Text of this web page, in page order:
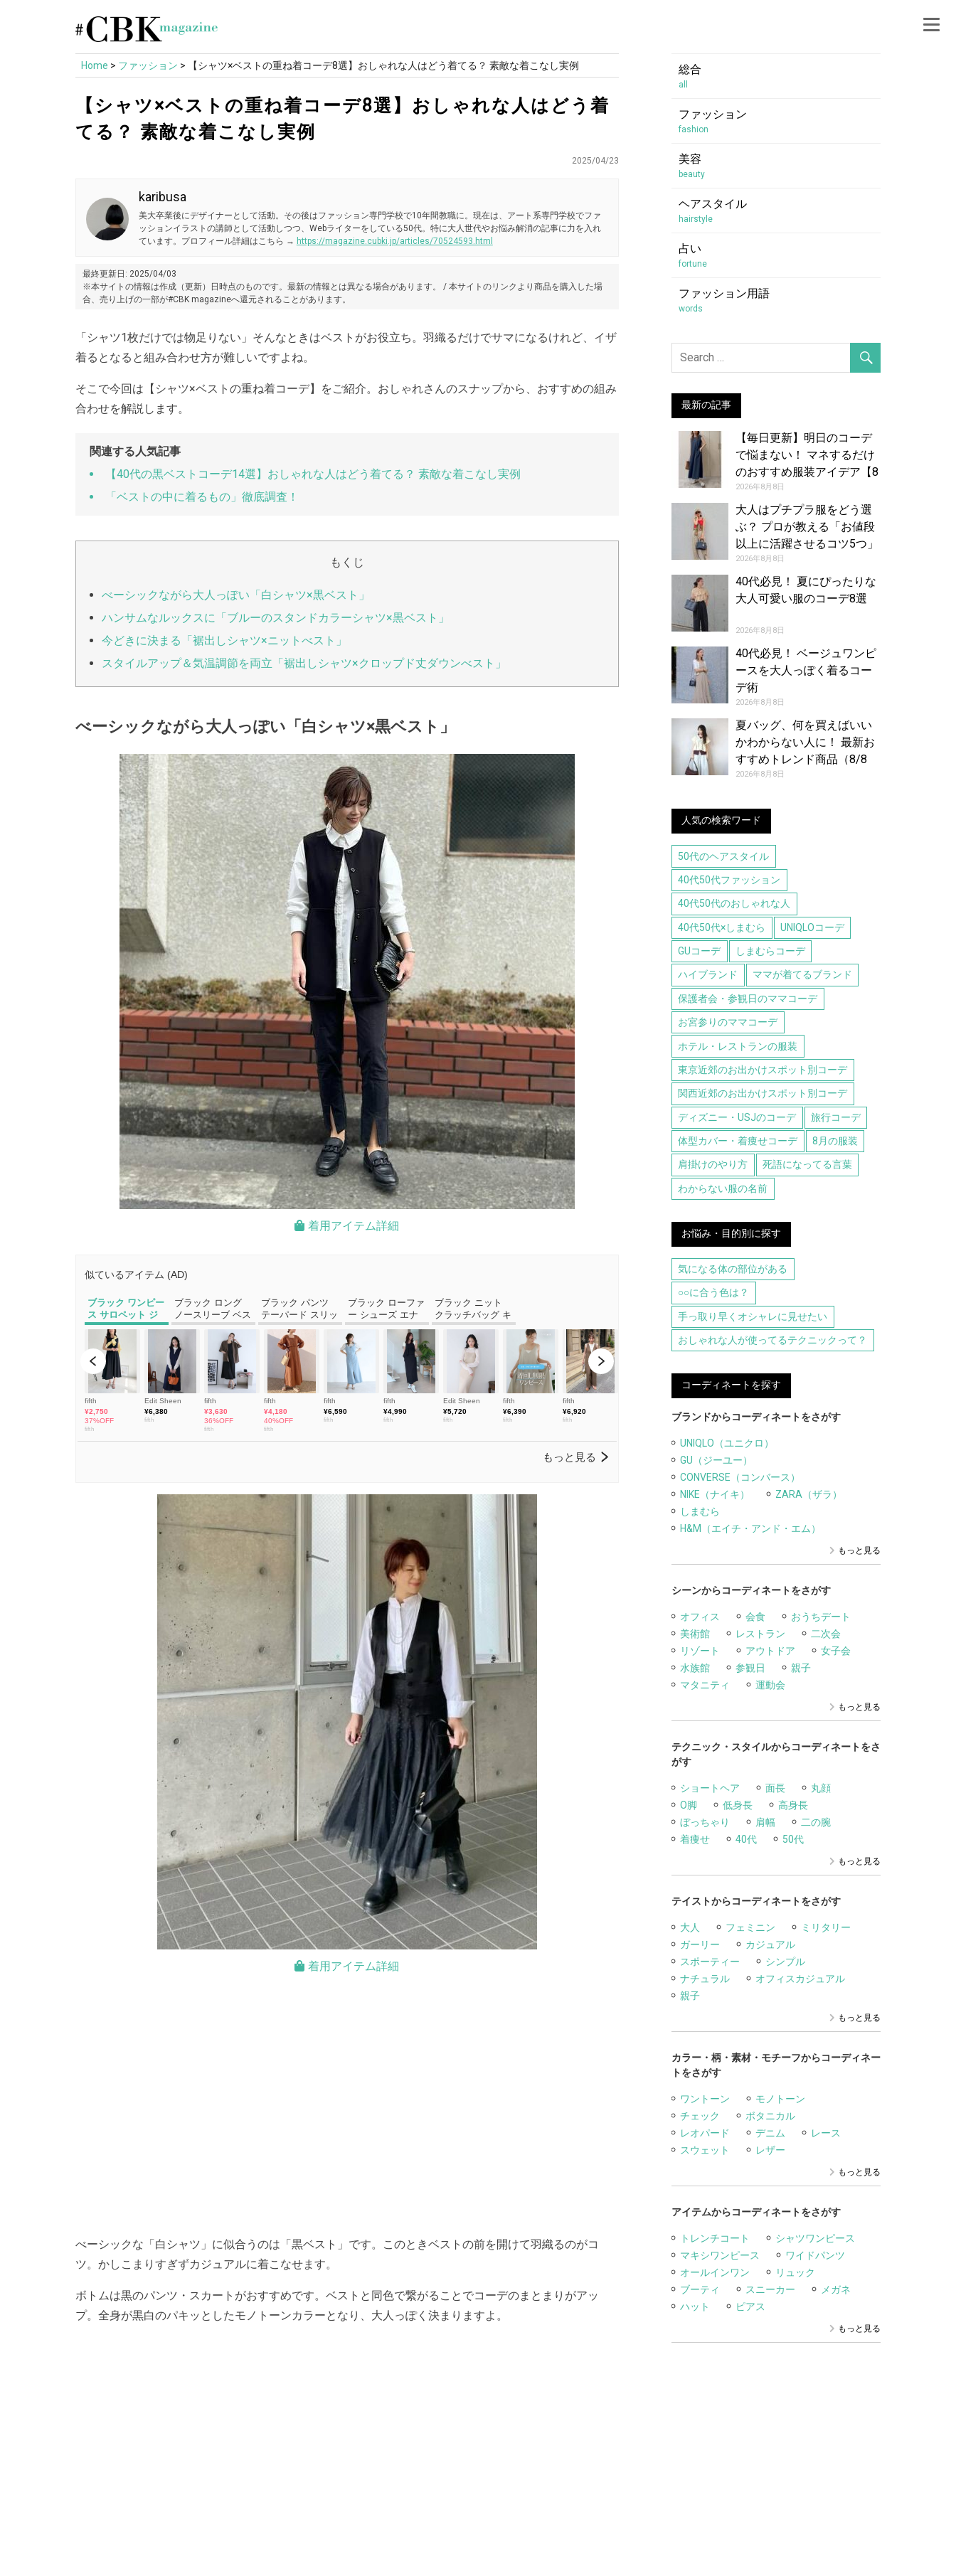
content
Home > ファッション > 【シャツ×ベストの重ね着コーデ8選】おしゃれな人はどう着てる？ 素敵な着こなし実例
【シャツ×ベストの重ね着コーデ8選】おしゃれな人はどう着
てる？ 素敵な着こなし実例
2025/04/23
karibusa
美大卒業後にデザイナーとして活動。その後はファッション専門学校で10年間教職に。現在は、アート系専門学校でファ
ッションイラストの講師として活動しつつ、Webライターをしている50代。特に大人世代やお悩み解消の記事に力を入れ
ています。プロフィール詳細はこちら → https://magazine.cubki.jp/articles/70524593.html
最終更新日: 2025/04/03
※本サイトの情報は作成（更新）日時点のものです。最新の情報とは異なる場合があります。 / 本サイトのリンクより商品を購入した場
合、売り上げの一部が#CBK magazineへ還元されることがあります。
「シャツ1枚だけでは物足りない」そんなときはベストがお役立ち。羽織るだけでサマになるけれど、イザ
着るとなると組み合わせ方が難しいですよね。
そこで今回は【シャツ×ベストの重ね着コーデ】をご紹介。おしゃれさんのスナップから、おすすめの組み
合わせを解説します。
関連する人気記事
【40代の黒ベストコーデ14選】おしゃれな人はどう着てる？ 素敵な着こなし実例
「ベストの中に着るもの」徹底調査！
もくじ
べーシックながら大人っぽい「白シャツ×黒ベスト」
ハンサムなルックスに「ブルーのスタンドカラーシャツ×黒ベスト」
今どきに決まる「裾出しシャツ×ニットべスト」
スタイルアップ＆気温調節を両立「裾出しシャツ×クロップド丈ダウンべスト」
べーシックながら大人っぽい「白シャツ×黒ベスト」
着用アイテム詳細
着用アイテム詳細
べーシックな「白シャツ」に似合うのは「黒ベスト」です。このときベストの前を開けて羽織るのがコ
ツ。かしこまりすぎずカジュアルに着こなせます。
ボトムは黒のパンツ・スカートがおすすめです。ベストと同色で繋がることでコーデのまとまりがアッ
プ。全身が黒白のパキッとしたモノトーンカラーとなり、大人っぽく決まりますよ。
総合
all
ファッション
fashion
美容
beauty
ヘアスタイル
hairstyle
占い
fortune
ファッション用語
words
最新の記事
【毎日更新】明日のコーデ
で悩まない！ マネするだけ
のおすすめ服装アイデア【8
月9日夏】
2026年8月8日
大人はプチプラ服をどう選
ぶ？ プロが教える「お値段
以上に活躍させるコツ5つ」
2026年8月8日
40代必見！ 夏にぴったりな
大人可愛い服のコーデ8選
2026年8月8日
40代必見！ ベージュワンピ
ースを大人っぽく着るコー
デ術
2026年8月8日
夏バッグ、何を買えばいい
かわからない人に！ 最新お
すすめトレンド商品（8/8
号）
2026年8月8日
人気の検索ワード
50代のヘアスタイル
40代50代ファッション
40代50代のおしゃれな人
40代50代×しまむら UNIQLOコーデ
GUコーデ しまむらコーデ
ハイブランド ママが着てるブランド
保護者会・参観日のママコーデ
お宮参りのママコーデ
ホテル・レストランの服装
東京近郊のお出かけスポット別コーデ
関西近郊のお出かけスポット別コーデ
ディズニー・USJのコーデ 旅行コーデ
体型カバー・着痩せコーデ 8月の服装
肩掛けのやり方 死語になってる言葉
わからない服の名前
お悩み・目的別に探す
気になる体の部位がある
○○に合う色は？
手っ取り早くオシャレに見せたい
おしゃれな人が使ってるテクニックって？
コーディネートを探す
ブランドからコーディネートをさがす
UNIQLO（ユニクロ）
GU（ジーユー）
CONVERSE（コンバース）
NIKE（ナイキ）
ZARA（ザラ）
しまむら
H&M（エイチ・アンド・エム）
もっと見る
シーンからコーディネートをさがす
オフィス 会食
おうちデート
美術館
レストラン
二次会
リゾート
アウトドア
女子会
水族館
参観日
親子
マタニティ
運動会
もっと見る
テクニック・スタイルからコーディネートをさ
がす
ショートヘア 面長
丸顔
O脚
低身長
高身長
ぼっちゃり
肩幅
二の腕
着痩せ
40代 50代
もっと見る
テイストからコーディネートをさがす
大人 フェミニン
ミリタリー
ガーリー
カジュアル
スポーティー
シンプル
ナチュラル
オフィスカジュアル
親子
もっと見る
カラー・柄・素材・モチーフからコーディネー
トをさがす
ワントーン
モノトーン
チェック
ボタニカル
レオパード
デニム
レース
スウェット
レザー
もっと見る
アイテムからコーディネートをさがす
トレンチコート
シャツワンピース
マキシワンピース
ワイドパンツ
オールインワン
リュック
ブーティ
スニーカー
メガネ
ハット
ピアス
もっと見る